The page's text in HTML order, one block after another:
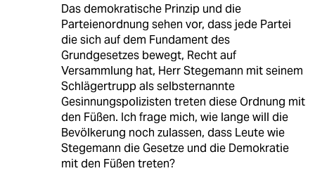
Das demokratische Prinzip und die
Parteienordnung sehen vor, dass jede Partei
die sich auf dem Fundament des
Grundgesetzes bewegt, Recht auf
Versammlung hat, Herr Stegemann mit seinem
Schlägertrupp als selbsternannte
Gesinnungspolizisten treten diese Ordnung mit
den Füßen. Ich frage mich, wie lange will die
Bevölkerung noch zulassen, dass Leute wie
Stegemann die Gesetze und die Demokratie
mit den Füßen treten?